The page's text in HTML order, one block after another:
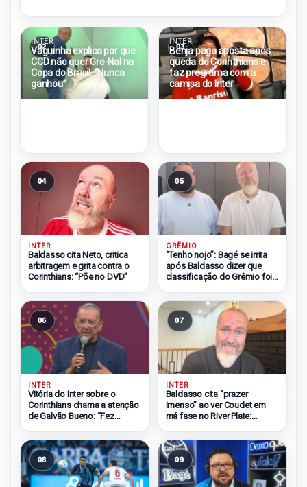
02
INTER
Vaguinha explica por que
CCD não quer Gre-Nal na
Copa do Brasil: “Nunca
ganhou”
03
INTER
Benja paga aposta após
queda do Corinthians e
faz programa com a
camisa do Inter
04
INTER
Baldasso cita Neto, critica
arbitragem e grita contra o
Corinthians: “Põe no DVD”
05
GRÊMIO
“Tenho nojo”: Bagé se irrita
após Baldasso dizer que
classificação do Grêmio foi
06
INTER
Vitória do Inter sobre o
Corinthians chama a atenção
de Galvão Bueno: “Fez
07
INTER
Baldasso cita “prazer
imenso” ao ver Coudet em
má fase no River Plate:
08 09